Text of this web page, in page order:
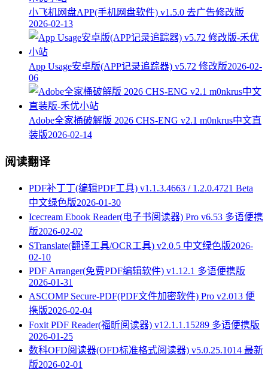
小飞机网盘APP(手机网盘软件) v1.5.0 去广告修改版
2026-02-13
App Usage安卓版(APP记录追踪器) v5.72 修改版2026-02-
06
Adobe全家桶破解版 2026 CHS-ENG v2.1 m0nkrus中文直
装版2026-02-14
阅读翻译
PDF补丁丁(编辑PDF工具) v1.1.3.4663 / 1.2.0.4721 Beta
中文绿色版2026-01-30
Icecream Ebook Reader(电子书阅读器) Pro v6.53 多语便携
版2026-02-02
STranslate(翻译工具/OCR工具) v2.0.5 中文绿色版2026-
02-10
PDF Arranger(免费PDF编辑软件) v1.12.1 多语便携版
2026-01-31
ASCOMP Secure-PDF(PDF文件加密软件) Pro v2.013 便
携版2026-02-04
Foxit PDF Reader(福昕阅读器) v12.1.1.15289 多语便携版
2026-01-25
数科OFD阅读器(OFD标准格式阅读器) v5.0.25.1014 最新
版2026-02-01